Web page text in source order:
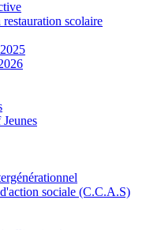
scolaire
sociale (C.C.A.S)